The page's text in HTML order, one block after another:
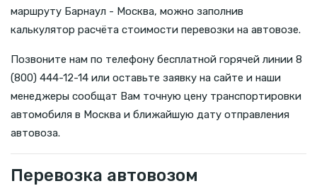
маршруту Барнаул - Москва, можно заполнив
калькулятор расчёта стоимости перевозки на автовозе.
Позвоните нам по телефону бесплатной горячей линии 8
(800) 444-12-14 или оставьте заявку на сайте и наши
менеджеры сообщат Вам точную цену транспортировки
автомобиля в Москва и ближайшую дату отправления
автовоза.
Перевозка автовозом